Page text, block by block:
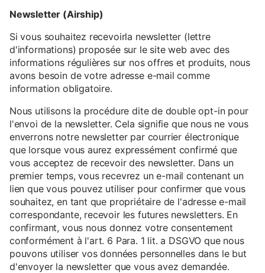
Newsletter (Airship)
Si vous souhaitez recevoirla newsletter (lettre
d'informations) proposée sur le site web avec des
informations régulières sur nos offres et produits, nous
avons besoin de votre adresse e-mail comme
information obligatoire.
Nous utilisons la procédure dite de double opt-in pour
l'envoi de la newsletter. Cela signifie que nous ne vous
enverrons notre newsletter par courrier électronique
que lorsque vous aurez expressément confirmé que
vous acceptez de recevoir des newsletter. Dans un
premier temps, vous recevrez un e-mail contenant un
lien que vous pouvez utiliser pour confirmer que vous
souhaitez, en tant que propriétaire de l'adresse e-mail
correspondante, recevoir les futures newsletters. En
confirmant, vous nous donnez votre consentement
conformément à l'art. 6 Para. 1 lit. a DSGVO que nous
pouvons utiliser vos données personnelles dans le but
d'envoyer la newsletter que vous avez demandée.